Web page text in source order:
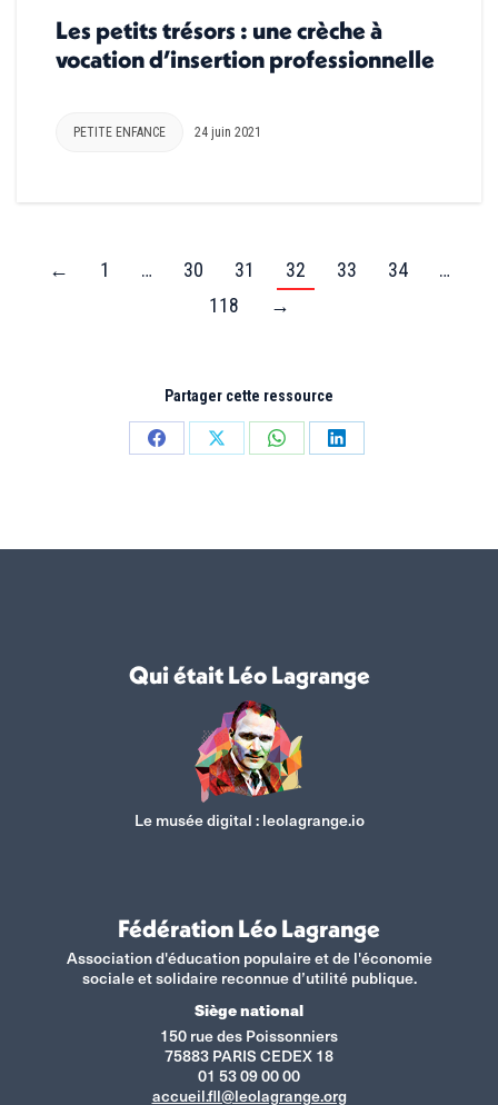
Les petits trésors : une crèche à
vocation d’insertion professionnelle
PETITE ENFANCE 24 juin 2021
← 1 … 30 31 32 33 34
…
118
→
Partager cette ressource
PartagerPartagerPartagerPartager
Qui était Léo Lagrange
Le musée digital :leolagrange.io
Fédération Léo Lagrange
Association d'éducation populaire et de l'économie
sociale et solidaire reconnue d’utilité publique.
Siège national
150 rue des Poissonniers
75883 PARIS CEDEX 18
01 53 09 00 00
accueil.fll@leolagrange.org